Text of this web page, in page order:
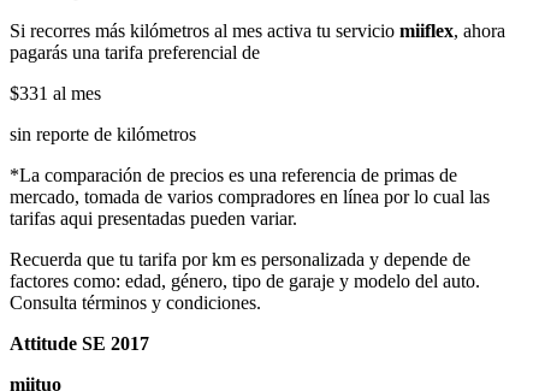
Si recorres más kilómetros al mes activa tu servicio miiflex, ahora
pagarás una tarifa preferencial de
$331 al mes
sin reporte de kilómetros
*La comparación de precios es una referencia de primas de
mercado, tomada de varios compradores en línea por lo cual las
tarifas aqui presentadas pueden variar.
Recuerda que tu tarifa por km es personalizada y depende de
factores como: edad, género, tipo de garaje y modelo del auto.
Consulta términos y condiciones.
Attitude SE 2017
miituo